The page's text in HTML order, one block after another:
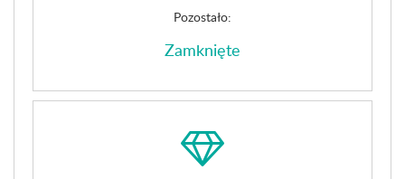
Pozostało:
Zamknięte